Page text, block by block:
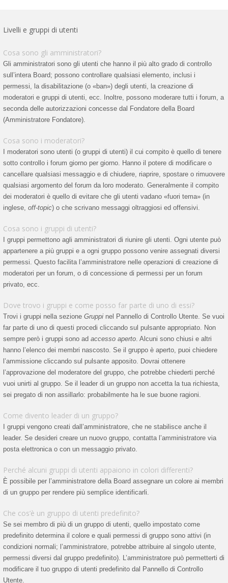
Livelli e gruppi di utenti
Cosa sono gli amministratori?
Gli amministratori sono gli utenti che hanno il più alto grado di controllo
sull’intera Board; possono controllare qualsiasi elemento, inclusi i
permessi, la disabilitazione (o «ban») degli utenti, la creazione di
moderatori e gruppi di utenti, ecc. Inoltre, possono moderare tutti i forum, a
seconda delle autorizzazioni concesse dal Fondatore della Board
(Amministratore Fondatore).
Cosa sono i moderatori?
I moderatori sono utenti (o gruppi di utenti) il cui compito è quello di tenere
sotto controllo i forum giorno per giorno. Hanno il potere di modificare o
cancellare qualsiasi messaggio e di chiudere, riaprire, spostare o rimuovere
qualsiasi argomento del forum da loro moderato. Generalmente il compito
dei moderatori è quello di evitare che gli utenti vadano «fuori tema» (in
inglese, off-topic) o che scrivano messaggi oltraggiosi ed offensivi.
Cosa sono i gruppi di utenti?
I gruppi permettono agli amministratori di riunire gli utenti. Ogni utente può
appartenere a più gruppi e a ogni gruppo possono venire assegnati diversi
permessi. Questo facilita l’amministratore nelle operazioni di creazione di
moderatori per un forum, o di concessione di permessi per un forum
privato, ecc.
Dove trovo i gruppi e come posso far parte di uno di essi?
Trovi i gruppi nella sezione Gruppi nel Pannello di Controllo Utente. Se vuoi
far parte di uno di questi procedi cliccando sul pulsante appropriato. Non
sempre però i gruppi sono ad accesso aperto. Alcuni sono chiusi e altri
hanno l’elenco dei membri nascosto. Se il gruppo è aperto, puoi chiedere
l’ammissione cliccando sul pulsante apposito. Dovrai ottenere
l’approvazione del moderatore del gruppo, che potrebbe chiederti perché
vuoi unirti al gruppo. Se il leader di un gruppo non accetta la tua richiesta,
sei pregato di non assillarlo: probabilmente ha le sue buone ragioni.
Come divento leader di un gruppo?
I gruppi vengono creati dall’amministratore, che ne stabilisce anche il
leader. Se desideri creare un nuovo gruppo, contatta l’amministratore via
posta elettronica o con un messaggio privato.
Perché alcuni gruppi di utenti appaiono in colori differenti?
È possibile per l’amministratore della Board assegnare un colore ai membri
di un gruppo per rendere più semplice identificarli.
Che cos’è un gruppo di utenti predefinito?
Se sei membro di più di un gruppo di utenti, quello impostato come
predefinito determina il colore e quali permessi di gruppo sono attivi (in
condizioni normali; l’amministratore, potrebbe attribuire al singolo utente,
permessi diversi dal gruppo predefinito). L’amministratore può permetterti di
modificare il tuo gruppo di utenti predefinito dal Pannello di Controllo
Utente.